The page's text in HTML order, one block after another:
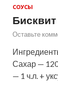
СОУСЫ
Оставьте
Сахар —
— 1 ч.л. +